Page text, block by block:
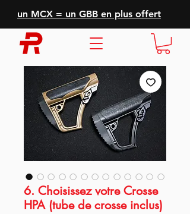
un MCX = un GBB en plus offert
6. Choisissez votre Crosse
HPA (tube de crosse inclus)